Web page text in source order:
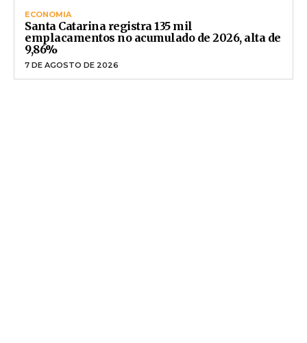
ECONOMIA
Santa Catarina registra 135 mil
emplacamentos no acumulado de 2026, alta de
9,86%
7 DE AGOSTO DE 2026